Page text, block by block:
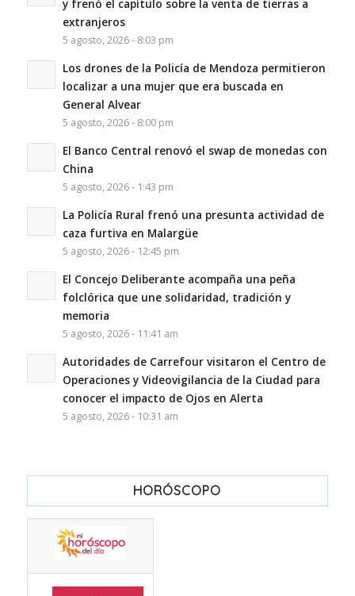
y frenó el capítulo sobre la venta de tierras a
extranjeros
5 agosto, 2026 - 8:03 pm
Los drones de la Policía de Mendoza permitieron
localizar a una mujer que era buscada en
General Alvear
5 agosto, 2026 - 8:00 pm
El Banco Central renovó el swap de monedas con
China
5 agosto, 2026 - 1:43 pm
La Policía Rural frenó una presunta actividad de
caza furtiva en Malargüe
5 agosto, 2026 - 12:45 pm
El Concejo Deliberante acompaña una peña
folclórica que une solidaridad, tradición y
memoria
5 agosto, 2026 - 11:41 am
Autoridades de Carrefour visitaron el Centro de
Operaciones y Videovigilancia de la Ciudad para
conocer el impacto de Ojos en Alerta
5 agosto, 2026 - 10:31 am
HORÓSCOPO